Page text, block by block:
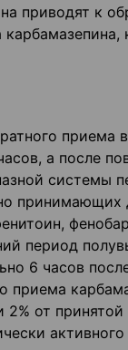
приводят к
приема
а после
системы
принимающих
период
6 часов
приема
2% от